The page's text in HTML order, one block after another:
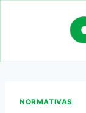
NORMATIVAS